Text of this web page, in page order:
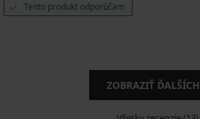
Tento produkt odporúčam
ZOBRAZIŤ ĎALŠÍCH